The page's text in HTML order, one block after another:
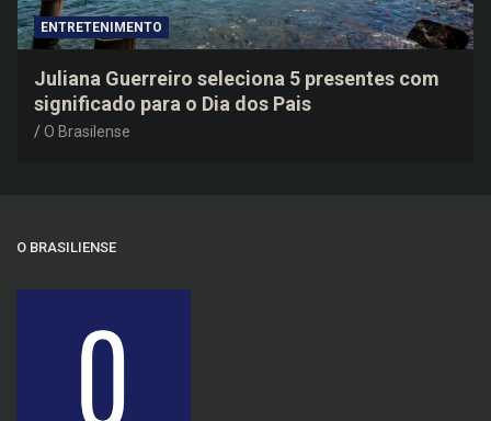
ENTRETENIMENTO
Juliana Guerreiro seleciona 5 presentes com
significado para o Dia dos Pais
O Brasilense
O BRASILIENSE